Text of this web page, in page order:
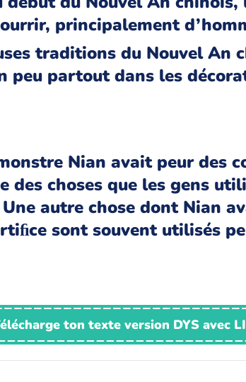
principalement
traditions du Nouvel An
peu partout dans les
Nian avait peur des
des choses que les gens
autre chose dont Nian
sont souvent utilisés
ton texte version DYS avec